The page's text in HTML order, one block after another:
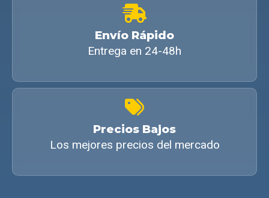
Envío Rápido
Entrega en 24-48h
Precios Bajos
Los mejores precios del mercado